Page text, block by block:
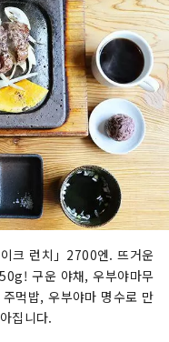
크 런치」2700엔. 뜨거운
구운 야채, 우부야마무
먹밥, 우부야마 명수로 만
집니다.